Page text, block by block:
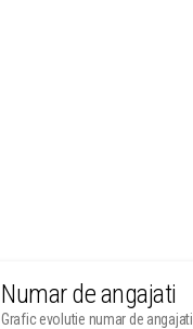
Numar de angajati
Grafic evolutie numar de angajati